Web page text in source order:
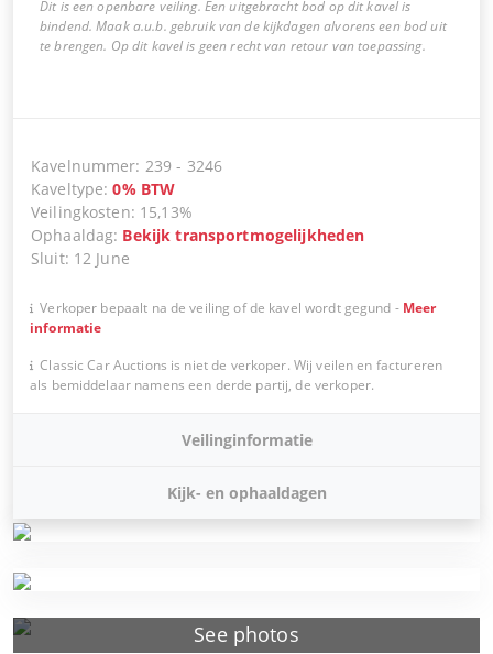
See photos
Dit is een openbare veiling. Een uitgebracht bod op dit kavel is
bindend. Maak a.u.b. gebruik van de kijkdagen alvorens een bod uit
te brengen. Op dit kavel is geen recht van retour van toepassing.
Kavelnummer: 239 - 3246
Kaveltype:0% BTW
Veilingkosten: 15,13%
Ophaaldag: Bekijk transportmogelijkheden
Sluit: 12 June
Verkoper bepaalt na de veiling of de kavel wordt gegund - Meer
informatie
Classic Car Auctions is niet de verkoper. Wij veilen en factureren
als bemiddelaar namens een derde partij, de verkoper.
Veilinginformatie
Kijk- en ophaaldagen